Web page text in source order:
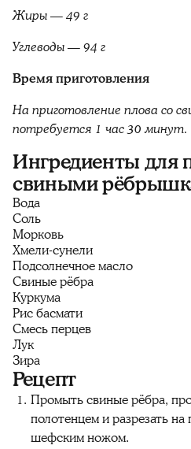
Жиры — 49 г
Углеводы — 94 г
Время приготовления
На приготовление плова со
потребуется 1 час 30 минут.
Ингредиенты для
свиными
Вода
Соль
Морковь
Хмели-сунели
Подсолнечное масло
Свиные рёбра
Куркума
Рис басмати
Смесь перцев
Лук
Зира
Рецепт
Промыть свиные рёбра,
полотенцем и разрезать
шефским ножом.